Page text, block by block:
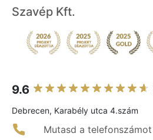
Szavép Kft.
9.6
Debrecen, Karabély utca 4.szám
Mutasd a telefonszámot